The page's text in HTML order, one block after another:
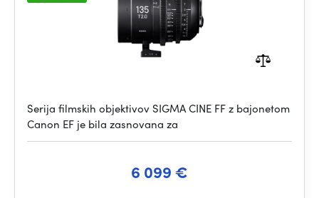
Serija filmskih objektivov SIGMA CINE FF z bajonetom
Canon EF je bila zasnovana za
6 099 €